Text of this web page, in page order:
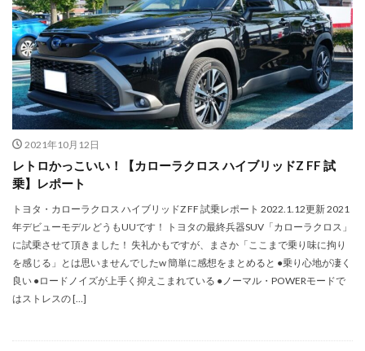
2021年10月12日
レトロかっこいい！【カローラクロス ハイブリッドZ FF 試
乗】レポート
トヨタ・カローラクロス ハイブリッドZ FF 試乗レポート 2022.1.12更新 2021
年デビューモデル どうもUUです！ トヨタの最終兵器SUV「カローラクロス」
に試乗させて頂きました！ 失礼かもですが、まさか「ここまで乗り味に拘り
を感じる」とは思いませんでしたw 簡単に感想をまとめると ●乗り心地が凄く
良い ●ロードノイズが上手く抑えこまれている ●ノーマル・POWERモードで
はストレスの […]